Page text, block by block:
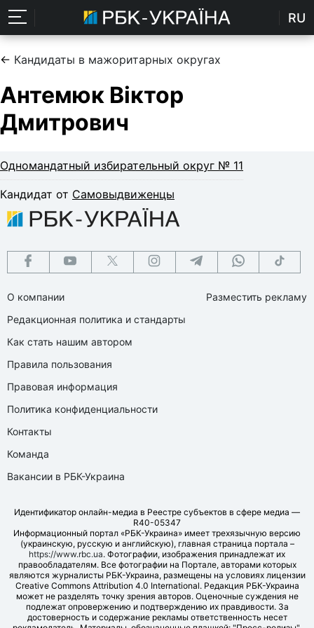
RU
← Кандидаты в мажоритарных округах
Антемюк Віктор
Дмитрович
Одномандатный избирательный округ № 11
Кандидат от Самовыдвиженцы
О компании
Редакционная политика и стандарты
Как стать нашим автором
Правила пользования
Правовая информация
Политика конфиденциальности
Контакты
Команда
Вакансии в РБК-Украина
Разместить рекламу
Идентификатор онлайн-медиа в Реестре субъектов в сфере медиа —
R40-05347
Информационный портал «РБК-Украина» имеет трехязычную версию
(украинскую, русскую и английскую), главная страница портала –
https://www.rbc.ua. Фотографии, изображения принадлежат их
правообладателям. Все фотографии на Портале, авторами которых
являются журналисты РБК-Украина, размещены на условиях лицензии
Creative Commons Attribution 4.0 International. Редакция РБК-Украина
может не разделять точку зрения авторов. Оценочные суждения не
подлежат опровержению и подтверждению их правдивости. За
достоверность и содержание рекламы ответственность несет